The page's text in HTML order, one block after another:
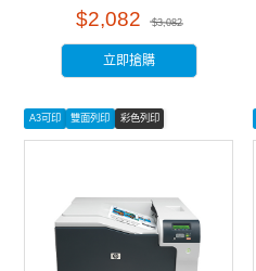
$2,082 $3,082
立即搶購
A3可印 雙面列印 彩色列印